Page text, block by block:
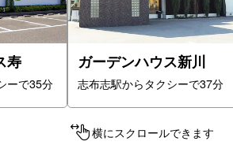
寿
ーで35分
ガーデンハウス新川
志布志駅からタクシーで37分
横にスクロールできます